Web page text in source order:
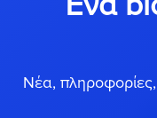
Νέα,